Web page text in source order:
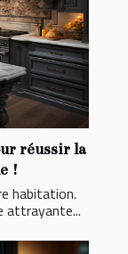
réussir la
!
habitation.
attrayante...